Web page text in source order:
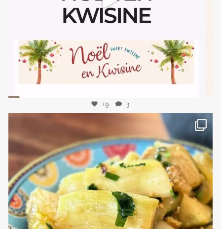
Nov 10
19 3
sweetkwisine
Nov 8